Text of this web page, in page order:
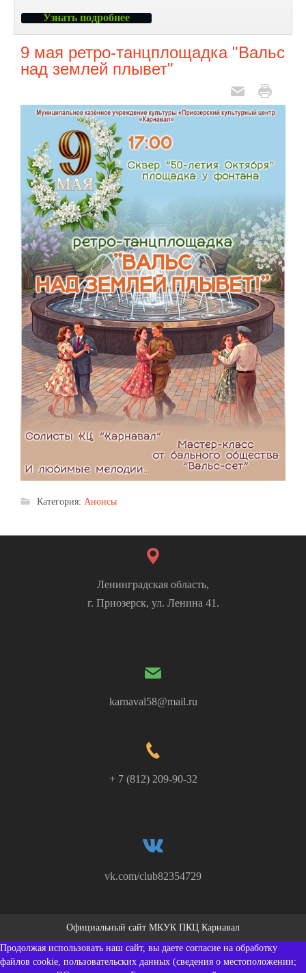
Узнать подробнее
9 мая ретро-танцплощадка "Вальс
над землей плывет"
Категория: Анонсы
Ленинградская область,
г. Приозерск, ул. Ленина 41.
karnaval58@mail.ru
+ 7 (812) 209-90-32
vk.com/club82354729
Официальный сайт МКУК ПКЦ Карнавал
Продолжая использовать наш сайт, вы даете согласие на обработку
файлов cookie, пользовательских данных (сведения о местоположении;